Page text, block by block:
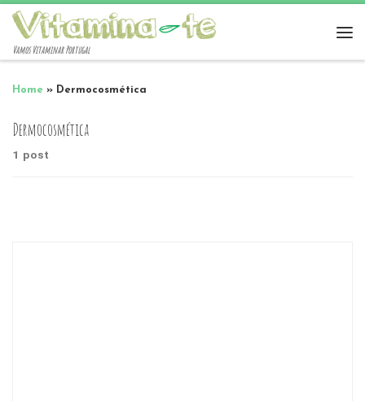
Vamos Vitaminar Portugal
Home » Dermocosmética
Dermocosmética
1 post